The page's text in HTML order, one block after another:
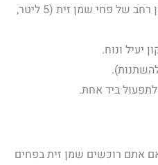
מתאימה למגוון רחב של פחי שמן זית (5 ליטר,
יעיל ונוח.
ביד אחת.
אתם רוכשים שמן זית בפחים